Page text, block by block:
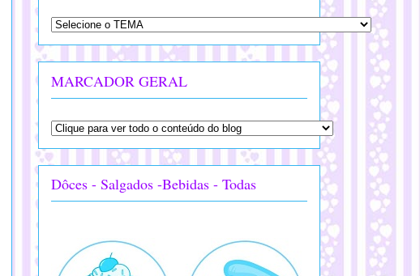
MARCADOR GERAL
Dôces - Salgados -Bebidas - Todas